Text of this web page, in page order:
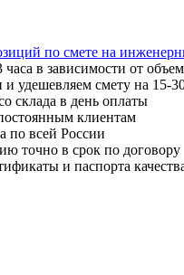
по смете на
часа в зависимости от
удешевляем смету на 15-
склада в день оплаты
клиентам
по всей России
точно в срок по договору
и паспорта